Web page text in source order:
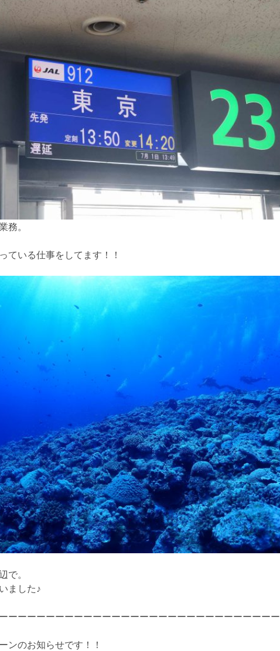
務。
ている仕事をしてます！！
で。
ました♪
ーーーーーーーーーーーーーーーーーーーーーーーーーーーーー
ンのお知らせです！！